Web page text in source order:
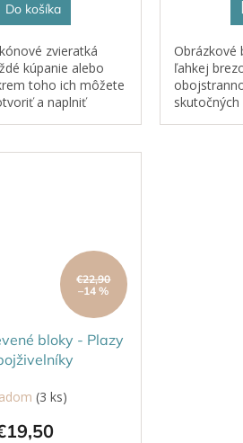
Do košíka
zvieratká
kúpanie alebo
toho ich môžete
a naplniť
5
hviezdičiek.
Obrázkové
ľahkej
€22,90
–14 %
bloky - Plazy
(3 ks)